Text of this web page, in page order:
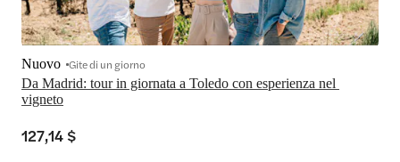
Da Madrid: tour in giornata a Toledo con esperienza nel
vigneto
Nuovo Gite di un giorno
127,14 $